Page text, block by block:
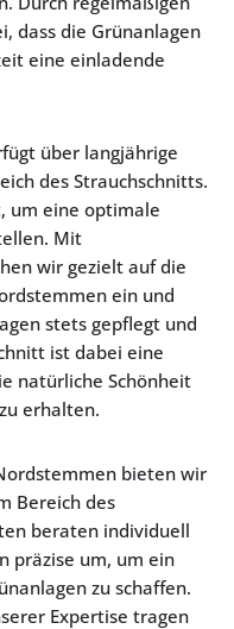
dass die Grünanlagen
eine einladende
über langjährige
des Strauchschnitts.
um eine optimale
Mit
wir gezielt auf die
ein und
stets gepflegt und
ist dabei eine
natürliche Schönheit
erhalten.
bieten wir
Bereich des
beraten individuell
präzise um, um ein
zu schaffen.
Expertise tragen